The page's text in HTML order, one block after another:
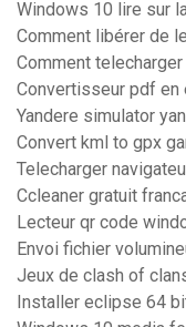
Windows 10 lire sur
Comment libérer de
Comment
Convertisseur pdf
Yandere simulator
Convert kml to gpx
Telecharger
Ccleaner gratuit
Lecteur qr code
Envoi fichier
Jeux de clash of
Installer eclipse 64